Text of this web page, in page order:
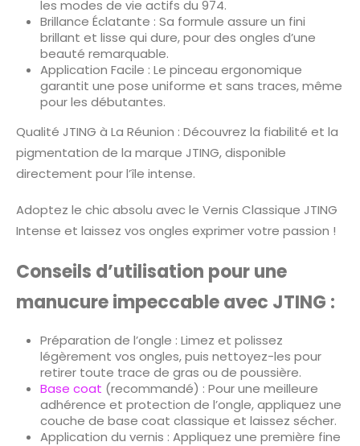
les modes de vie actifs du 974.
Brillance Éclatante : Sa formule assure un fini
brillant et lisse qui dure, pour des ongles d’une
beauté remarquable.
Application Facile : Le pinceau ergonomique
garantit une pose uniforme et sans traces, même
pour les débutantes.
Qualité JTING à La Réunion : Découvrez la fiabilité et la
pigmentation de la marque JTING, disponible
directement pour l’île intense.
Adoptez le chic absolu avec le Vernis Classique JTING
Intense et laissez vos ongles exprimer votre passion !
Conseils d’utilisation pour une
manucure impeccable avec JTING :
Préparation de l’ongle : Limez et polissez
légèrement vos ongles, puis nettoyez-les pour
retirer toute trace de gras ou de poussière.
Base coat (recommandé) : Pour une meilleure
adhérence et protection de l’ongle, appliquez une
couche de base coat classique et laissez sécher.
Application du vernis : Appliquez une première fine